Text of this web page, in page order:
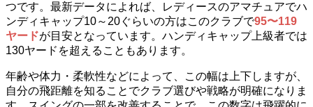
つです。最新データによれば、レディースのアマチュアでハ
ンディキャップ10～20ぐらいの方はこのクラブで95〜119
ヤードが目安となっています。ハンディキャップ上級者では
130ヤードを超えることもあります。
年齢や体力・柔軟性などによって、この幅は上下しますが、
自分の飛距離を知ることでクラブ選びや戦略が明確になりま